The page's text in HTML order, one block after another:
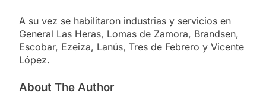
A su vez se habilitaron industrias y servicios en
General Las Heras, Lomas de Zamora, Brandsen,
Escobar, Ezeiza, Lanús, Tres de Febrero y Vicente
López.
About The Author